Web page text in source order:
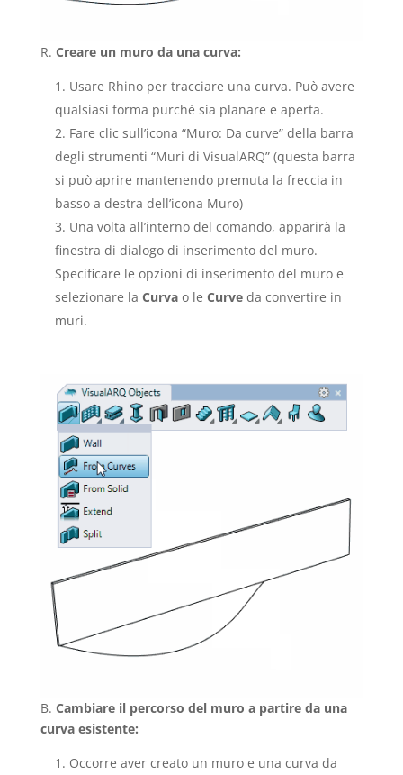
R. Creare un muro da una curva:
Usare Rhino per tracciare una curva. Può avere
qualsiasi forma purché sia planare e aperta.
Fare clic sull’icona “Muro: Da curve” della barra
degli strumenti “Muri di VisualARQ” (questa barra
si può aprire mantenendo premuta la freccia in
basso a destra dell’icona Muro)
Una volta all’interno del comando, apparirà la
finestra di dialogo di inserimento del muro.
Specificare le opzioni di inserimento del muro e
selezionare la Curvao le Curveda convertire in
muri.
B. Cambiare il percorso del muro a partire da una
curva esistente:
Occorre aver creato un muro e una curva da